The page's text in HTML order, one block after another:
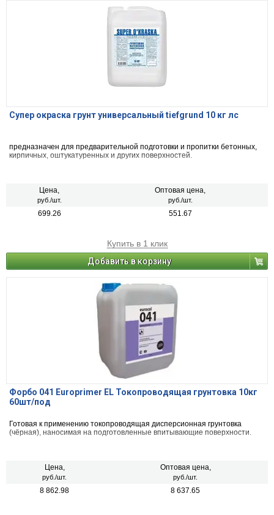
Супер окраска грунт универсальный tiefgrund 10 кг лс
предназначен для предварительной подготовки и пропитки бетонных,
кирпичных, оштукатуренных и других поверхностей.
Цена,
руб./шт.
Оптовая цена,
руб./шт.
699.26 551.67
Купить в 1 клик
Добавить в корзину
Форбо 041 Europrimer EL Токопроводящая грунтовка 10кг
60шт/под
Готовая к применению токопроводящая дисперсионная грунтовка
(чёрная), наносимая на подготовленные впитывающие поверхности.
Цена,
руб./шт.
Оптовая цена,
руб./шт.
8 862.98 8 637.65